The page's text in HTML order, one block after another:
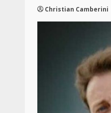
Christian Camberini